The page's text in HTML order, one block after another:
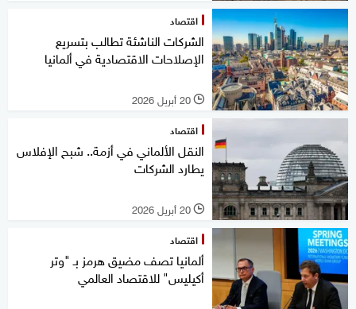
اقتصاد
الشركات الناشئة تطالب بتسريع
الإصلاحات الاقتصادية في ألمانيا
l 20 أبريل 2026
اقتصاد
النقل الألماني في أزمة.. شبح الإفلاس
يطارد الشركات
l 20 أبريل 2026
اقتصاد
ألمانيا تصف مضيق هرمز بـ "وتر
أكيليس" للاقتصاد العالمي